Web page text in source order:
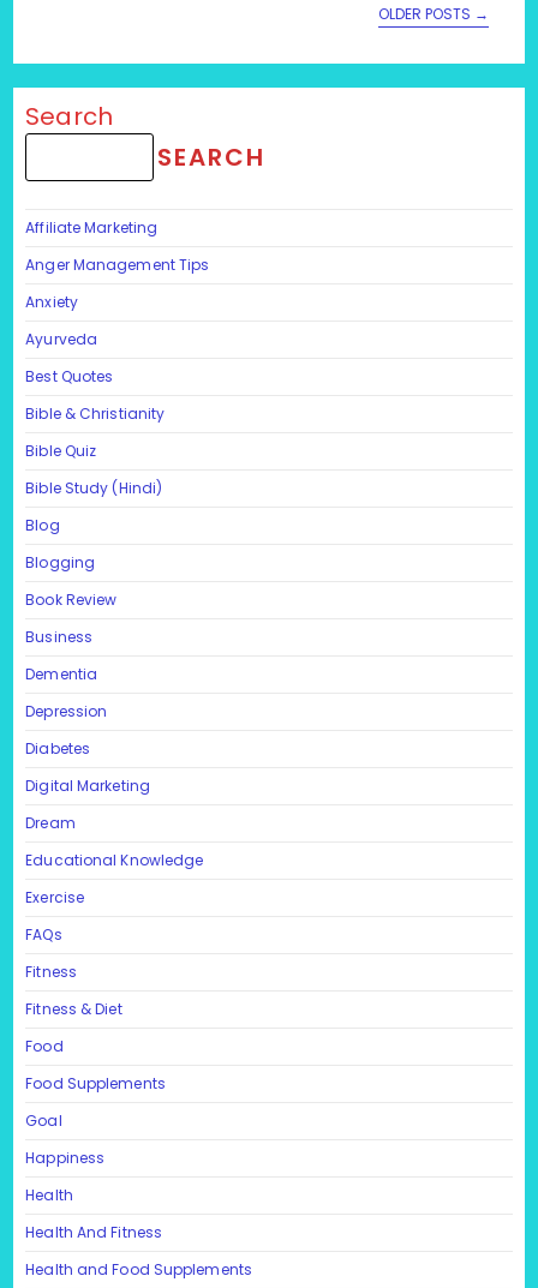
OLDER POSTS →
Search
SEARCH
Affiliate Marketing
Anger Management Tips
Anxiety
Ayurveda
Best Quotes
Bible & Christianity
Bible Quiz
Bible Study (Hindi)
Blog
Blogging
Book Review
Business
Dementia
Depression
Diabetes
Digital Marketing
Dream
Educational Knowledge
Exercise
FAQs
Fitness
Fitness & Diet
Food
Food Supplements
Goal
Happiness
Health
Health And Fitness
Health and Food Supplements